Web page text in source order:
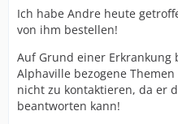
Ich habe Andre heute
von ihm bestellen!
Auf Grund einer
Alphaville bezogene
nicht zu kontaktieren, da er
beantworten kann!